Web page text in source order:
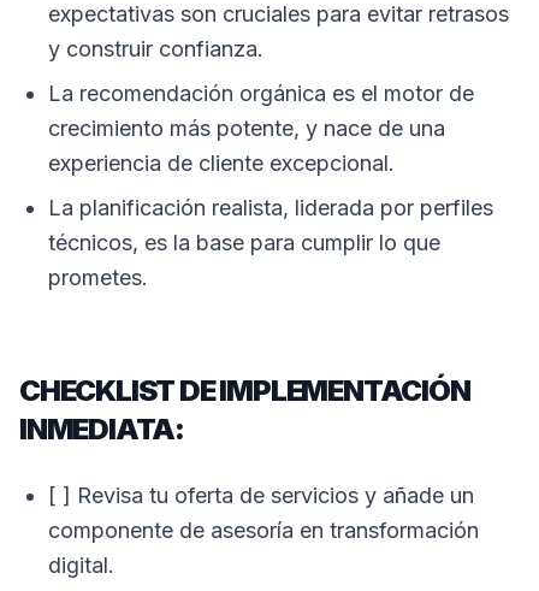
expectativas son cruciales para evitar retrasos
y construir confianza.
La recomendación orgánica es el motor de
crecimiento más potente, y nace de una
experiencia de cliente excepcional.
La planificación realista, liderada por perfiles
técnicos, es la base para cumplir lo que
prometes.
CHECKLIST DE IMPLEMENTACIÓN
INMEDIATA:
[ ] Revisa tu oferta de servicios y añade un
componente de asesoría en transformación
digital.